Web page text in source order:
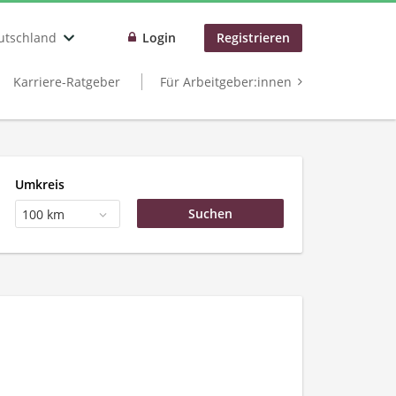
Login Registrieren
Karriere-Ratgeber Für Arbeitgeber:innen
Umkreis
100 km